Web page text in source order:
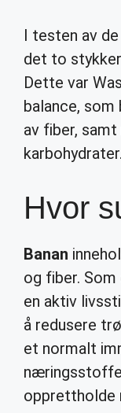
I testen av
det to
Dette var
balance, som
av fiber,
karbohydrater.
Hvor
Banan
og fiber.
en aktiv
å redusere
et normalt
opprettholde